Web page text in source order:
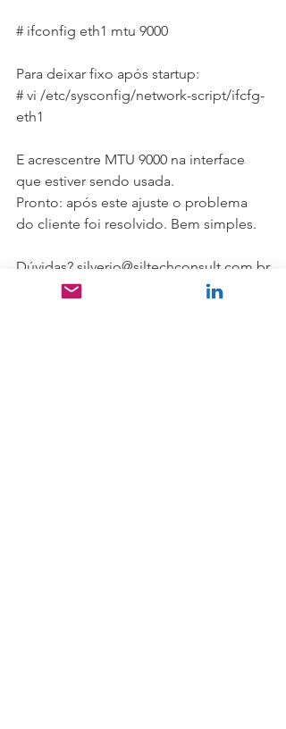
# ifconfig eth1 mtu 9000
Para deixar fixo após startup:
# vi /etc/sysconfig/network-script/ifcfg-
eth1
E acrescentre MTU 9000 na interface
que estiver sendo usada.
Pronto: após este ajuste o problema
do cliente foi resolvido. Bem simples.
Dúvidas? silverio@siltechconsult.com.br